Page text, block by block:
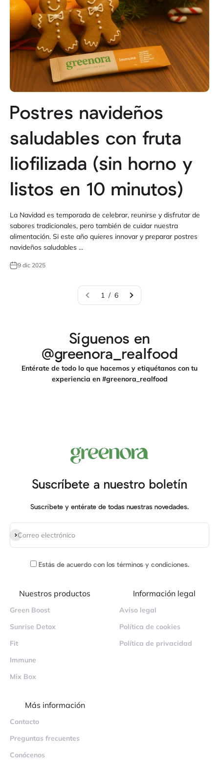
Postres navideños
saludables con fruta
liofilizada (sin horno y
listos en 10 minutos)
La Navidad es temporada de celebrar, reunirse y disfrutar de
sabores tradicionales, pero también de cuidar nuestra
alimentación. Si este año quieres innovar y preparar postres
navideños saludables ...
9 dic 2025
1 / 6
Síguenos en
@greenora_realfood
Entérate de todo lo que hacemos y etiquétanos con tu
experiencia en #greenora_realfood
Suscríbete a nuestro boletín
Suscríbete y entérate de todas nuestras novedades.
Correo electrónico
Suscribirse
Estás de acuerdo con los términos y condiciones.
Nuestros productos
Green Boost
Sunrise Detox
Fit
Immune
Mix Box
Información legal
Aviso legal
Política de cookies
Política de privacidad
Más información
Contacto
Preguntas frecuentes
Conócenos